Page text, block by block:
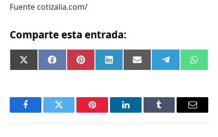
Fuente cotizalia.com/
Comparte esta entrada:
Compartir
en
X
(Twitter)
Compartir
en
FacebookCompartir
en
PinterestCompartir
en
LinkedInCompartir
en
Email Compartir
en
Telegram
en
FacebookTwitter Pinterest LinkedInTumblr Email